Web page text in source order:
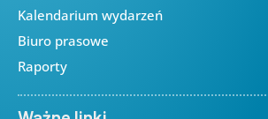
Kalendarium wydarzeń
Biuro prasowe
Raporty